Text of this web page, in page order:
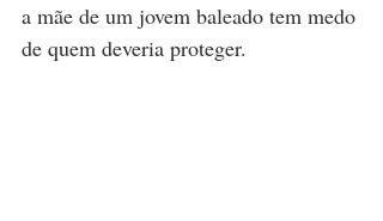
a mãe de um jovem baleado tem medo
de quem deveria proteger.